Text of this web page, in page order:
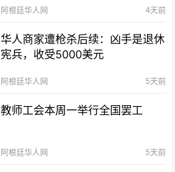
阿根廷华人网 4天前
华人商家遭枪杀后续：凶手是退休
宪兵，收受5000美元
阿根廷华人网 5天前
教师工会本周一举行全国罢工
阿根廷华人网 5天前